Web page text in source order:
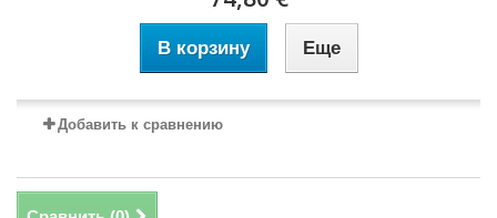
В корзину Еще
Добавить к сравнению